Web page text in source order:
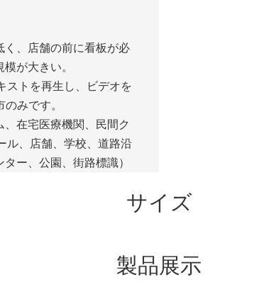
、店舗の前に看板が必
が大きい。
ストを再生し、ビデオを
みです。
在宅医療機関、民間ク
ル、店舗、学校、道路沿
ー、公園、街路標識）
サイズ
製品展示